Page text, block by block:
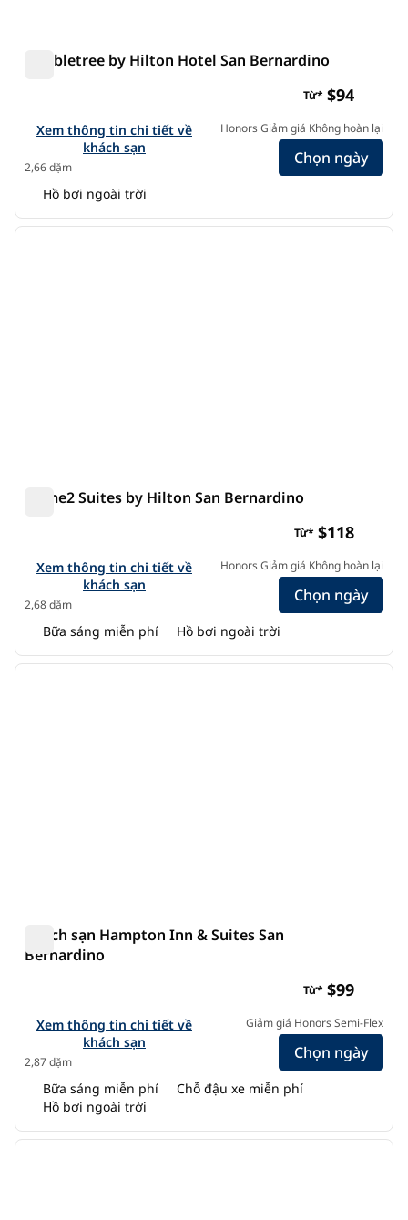
Doubletree by Hilton Hotel San Bernardino
Xem chi tiết khách sạn cho Doubletree by Hilton Hotel
Xem thông tin chi tiết về
khách sạn
2,66 dặm
Từ* $94
Honors Giảm giá Không hoàn lại
Chọn ngày
Hồ bơi ngoài trời
1/12
1/12
ảnh
Home2 Suites by Hilton San Bernardino
Xem chi tiết khách sạn cho Home2 Suites by Hilton San
Xem thông tin chi tiết về
khách sạn
2,68 dặm
Từ* $118
Honors Giảm giá Không hoàn lại
Chọn ngày
Bữa sáng miễn phí Hồ bơi ngoài trời
1/12
1/12
ảnh
Khách sạn Hampton Inn & Suites San
Bernardino
Xem chi tiết khách sạn của Hampton Inn & Suites San
Xem thông tin chi tiết về
khách sạn
2,87 dặm
Từ* $99
Giảm giá Honors Semi-Flex
Chọn ngày
Bữa sáng miễn phí
Chỗ đậu xe miễn phí
Hồ bơi ngoài trời
1/12
1/12
ảnh